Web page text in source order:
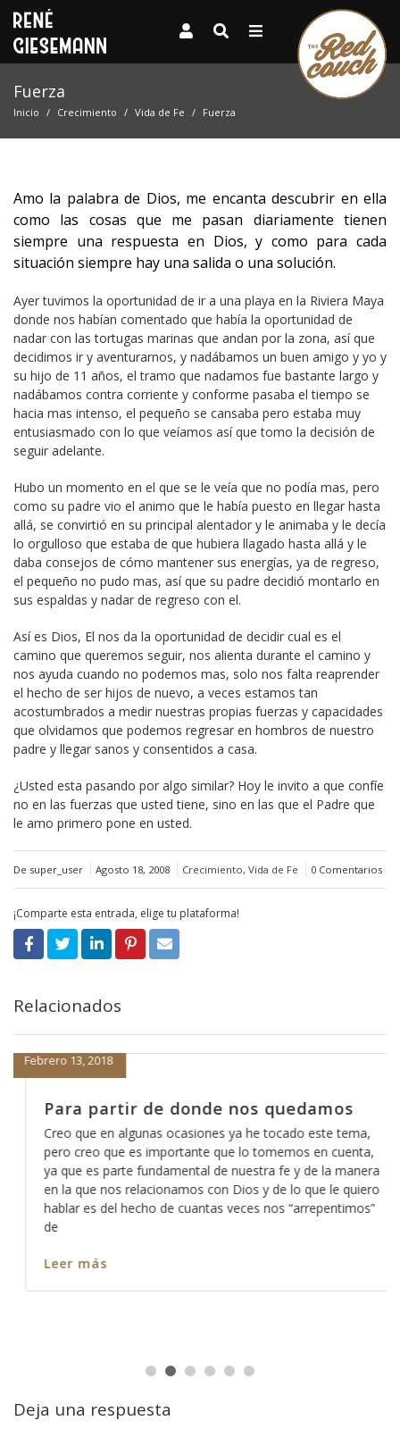
Fuerza
Inicio Crecimiento Vida de Fe Fuerza
Amo la palabra de Dios, me encanta descubrir en ella
como las cosas que me pasan diariamente tienen
siempre una respuesta en Dios, y como para cada
situación siempre hay una salida o una solución.
Ayer tuvimos la oportunidad de ir a una playa en la Riviera Maya
donde nos habían comentado que había la oportunidad de
nadar con las tortugas marinas que andan por la zona, así que
decidimos ir y aventurarnos, y nadábamos un buen amigo y yo y
su hijo de 11 años, el tramo que nadamos fue bastante largo y
nadábamos contra corriente y conforme pasaba el tiempo se
hacia mas intenso, el pequeño se cansaba pero estaba muy
entusiasmado con lo que veíamos así que tomo la decisión de
seguir adelante.
Hubo un momento en el que se le veía que no podía mas, pero
como su padre vio el animo que le había puesto en llegar hasta
allá, se convirtió en su principal alentador y le animaba y le decía
lo orgulloso que estaba de que hubiera llagado hasta allá y le
daba consejos de cómo mantener sus energías, ya de regreso,
el pequeño no pudo mas, así que su padre decidió montarlo en
sus espaldas y nadar de regreso con el.
Así es Dios, El nos da la oportunidad de decidir cual es el
camino que queremos seguir, nos alienta durante el camino y
nos ayuda cuando no podemos mas, solo nos falta reaprender
el hecho de ser hijos de nuevo, a veces estamos tan
acostumbrados a medir nuestras propias fuerzas y capacidades
que olvidamos que podemos regresar en hombros de nuestro
padre y llegar sanos y consentidos a casa.
¿Usted esta pasando por algo similar? Hoy le invito a que confíe
no en las fuerzas que usted tiene, sino en las que el Padre que
le amo primero pone en usted.
De super_user Agosto 18, 2008 Crecimiento, Vida de Fe 0 Comentarios
¡Comparte esta entrada, elige tu plataforma!
Relacionados
Para partir de donde nos quedamos
Febrero 13, 2018
Creo que en algunas ocasiones ya he tocado este tema,
pero creo que es importante que lo tomemos en cuenta,
ya que es parte fundamental de nuestra fe y de la manera
en la que nos relacionamos con Dios y de lo que le quiero
hablar es del hecho de cuantas veces nos “arrepentimos”
de
Leer más
Deja una respuesta